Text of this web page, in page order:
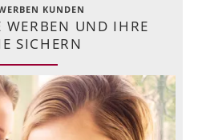
KUNDEN
WERBEN UND IHRE
SICHERN